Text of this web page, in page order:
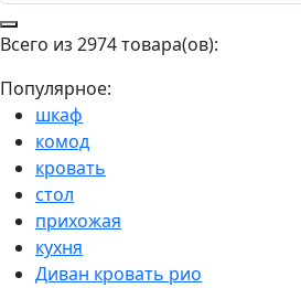
Всего из 2974 товара(ов):
Популярное:
шкаф
комод
кровать
стол
прихожая
кухня
Диван кровать рио